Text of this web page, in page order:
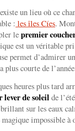
un lieu où ce
: les îles Cíes.
lepremier
est un véritable
permet d’admirer
plus courte de
heures plus tard
lever de soleilde
sur les eaux
magique impossible à